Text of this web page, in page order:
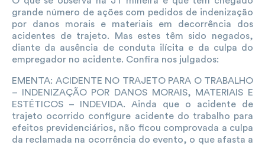
grande número de ações com pedidos de indenização
por danos morais e materiais em decorrência dos
acidentes de trajeto. Mas estes têm sido negados,
diante da ausência de conduta ilícita e da culpa do
empregador no acidente. Confira nos julgados:
EMENTA: ACIDENTE NO TRAJETO PARA O TRABALHO
– INDENIZAÇÃO POR DANOS MORAIS, MATERIAIS E
ESTÉTICOS – INDEVIDA. Ainda que o acidente de
trajeto ocorrido configure acidente do trabalho para
efeitos previdenciários, não ficou comprovada a culpa
da reclamada na ocorrência do evento, o que afasta a